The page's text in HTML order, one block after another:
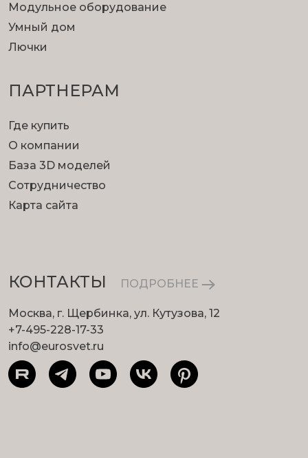
Модульное оборудование
Умный дом
Лючки
ПАРТНЕРАМ
Где купить
О компании
База 3D моделей
Сотрудничество
Карта сайта
КОНТАКТЫ ПОДРОБНЕЕ
Москва, г. Щербинка, ул. Кутузова, 12
+7-495-228-17-33
info@eurosvet.ru